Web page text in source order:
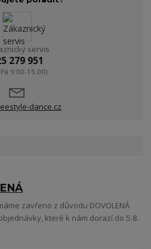
servis
279 951
9:00-15.00)
dance.cz
zavřeno z důvodu DOVOLENÁ
které k nám dorazí do 5.8.